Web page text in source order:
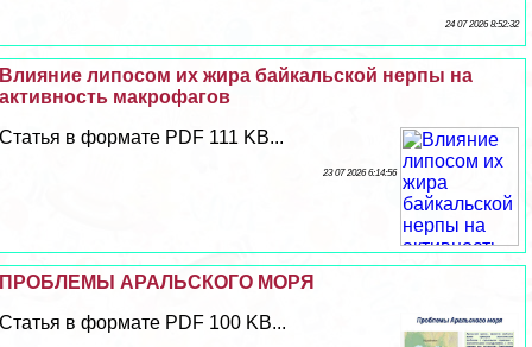
24 07 2026 8:52:32
Влияние липосом их жира байкальской нерпы на
активность макрофагов
Статья в формате PDF 111 KB...
23 07 2026 6:14:56
ПРОБЛЕМЫ АРАЛЬСКОГО МОРЯ
Статья в формате PDF 100 KB...